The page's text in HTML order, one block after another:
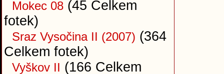
Mokec 08 (45 Celkem
fotek)
Sraz Vysočina II (2007) (364
Celkem fotek)
Vyškov II (166 Celkem